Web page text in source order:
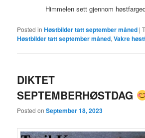
Himmelen sett gjennom
Posted in Høstbilder tatt september måned |
Høstbilder tatt september måned,Vakre
DIKTET
SEPTEMBERHØSTDAG
Posted onSeptember 18, 2023